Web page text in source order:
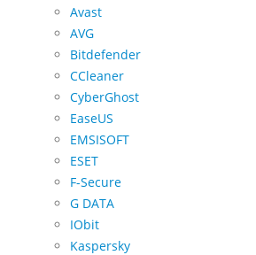
Avast
AVG
Bitdefender
CCleaner
CyberGhost
EaseUS
EMSISOFT
ESET
F-Secure
G DATA
IObit
Kaspersky